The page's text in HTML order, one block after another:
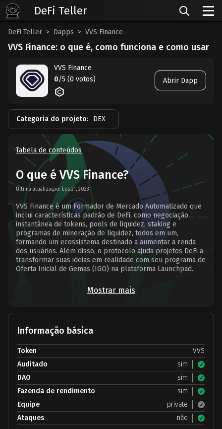
DeFi Teller Dapps VVS Finance
VVS Finance: o que é, como funciona e como usar
VVS Finance
0/5 (0 votos) Abrir Dapp
Categoria do projeto: DEX
Tabela de conteúdos
O que é VVS Finance?
Última atualização: Eos 21, 2023
VVS Finance é um Formador de Mercado Automatizado que
inclui características padrão de DeFi, como negociação
instantânea de tokens, pools de liquidez, staking e
programas de mineração de liquidez, todos em um,
formando um ecossistema destinado a aumentar a renda
dos usuários. Além disso, o protocolo ajuda projetos DeFi a
transformar suas ideias em realidade com seu programa de
Oferta Inicial de Gemas (IGO) na plataforma Launchpad.
Mostrar mais
Informação básica
Token
VVS
Auditado
sim
DAO
sim
Fazenda de rendimento
sim
Equipe
private
Ataques
não
DeFi Teller